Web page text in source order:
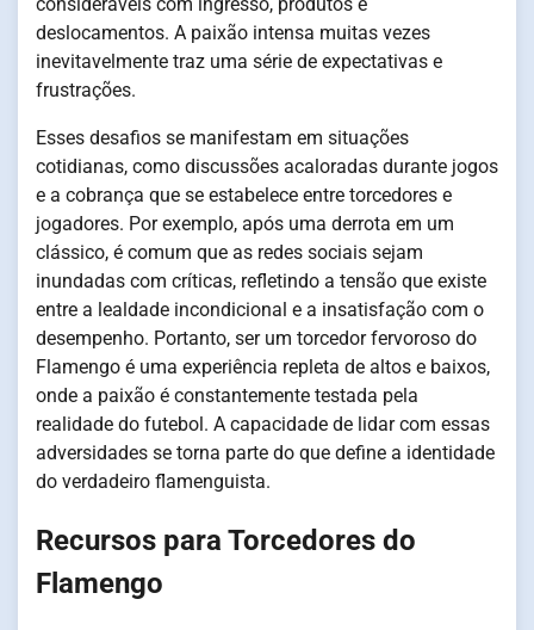
deslocamentos. A paixão intensa muitas vezes
inevitavelmente traz uma série de expectativas e
frustrações.
Esses desafios se manifestam em situações
cotidianas, como discussões acaloradas durante jogos
e a cobrança que se estabelece entre torcedores e
jogadores. Por exemplo, após uma derrota em um
clássico, é comum que as redes sociais sejam
inundadas com críticas, refletindo a tensão que existe
entre a lealdade incondicional e a insatisfação com o
desempenho. Portanto, ser um torcedor fervoroso do
Flamengo é uma experiência repleta de altos e baixos,
onde a paixão é constantemente testada pela
realidade do futebol. A capacidade de lidar com essas
adversidades se torna parte do que define a identidade
do verdadeiro flamenguista.
Recursos para Torcedores do
Flamengo